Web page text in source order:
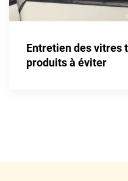
Entretien des vitres
produits à éviter